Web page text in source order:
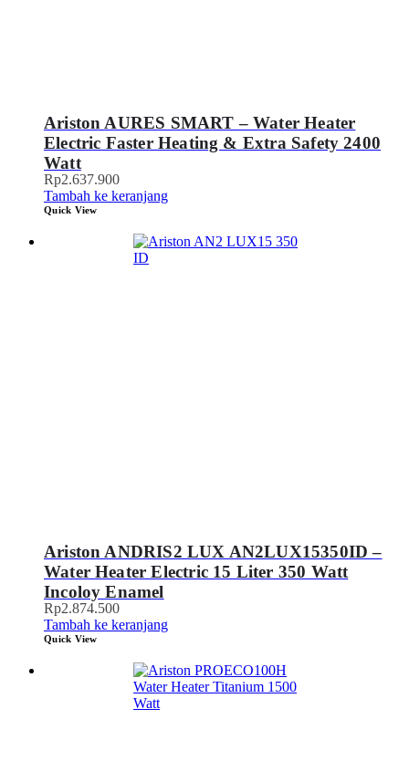
Ariston AURES SMART – Water Heater
Electric Faster Heating & Extra Safety 2400
Watt
Rp2.637.900
Tambah ke keranjang
Quick View
Ariston ANDRIS2 LUX AN2LUX15350ID –
Water Heater Electric 15 Liter 350 Watt
Incoloy Enamel
Rp2.874.500
Tambah ke keranjang
Quick View